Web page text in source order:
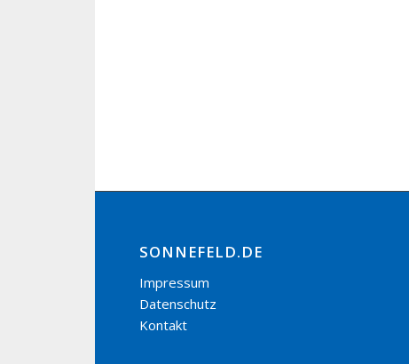
SONNEFELD.DE
Impressum
Datenschutz
Kontakt